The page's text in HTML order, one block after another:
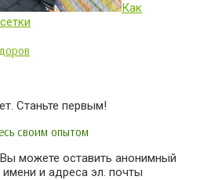
Как
Станьте первым!
своим опытом
можете оставить анонимный
и адреса эл. почты